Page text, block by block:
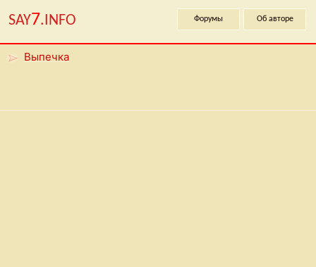
SAY7.INFO Форумы Об авторе
Выпечка